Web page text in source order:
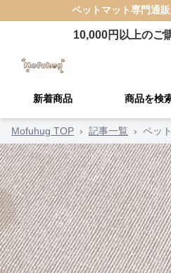
ペットマット専門通
10,000円以上のご
新着商品 商品を検
Mofuhug TOP › 記事一覧 › ペッ